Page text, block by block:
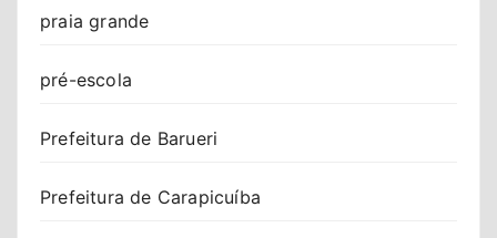
praia grande
pré-escola
Prefeitura de Barueri
Prefeitura de Carapicuíba